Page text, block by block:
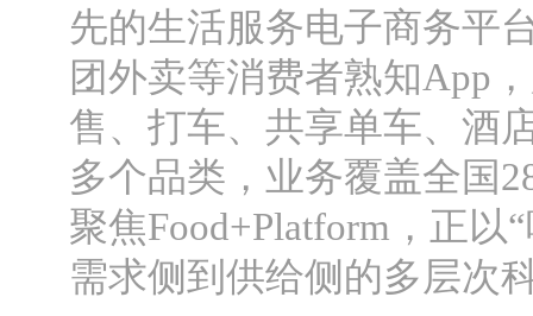
先的生活服务电子商务平
团外卖等消费者熟知App
售、打车、共享单车、酒
多个品类，业务覆盖全国
聚焦Food+Platform，正以
需求侧到供给侧的多层次